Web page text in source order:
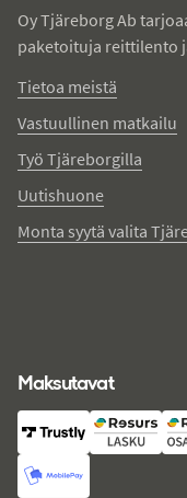
Oy Tjäreborg Ab
paketoituja reittilento
Tietoa meistä
Vastuullinen matkailu
Työ Tjäreborgilla
Uutishuone
Monta syytä valita
Maksutavat